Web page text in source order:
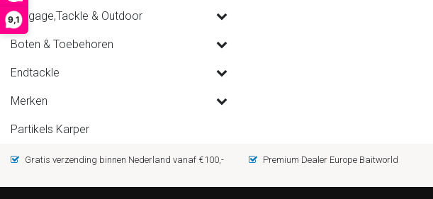
9,1
Luggage,Tackle & Outdoor
Boten & Toebehoren
Endtackle
Merken
Partikels Karper
Gratis verzending binnen Nederland vanaf €100,- Premium Dealer Europe Baitworld